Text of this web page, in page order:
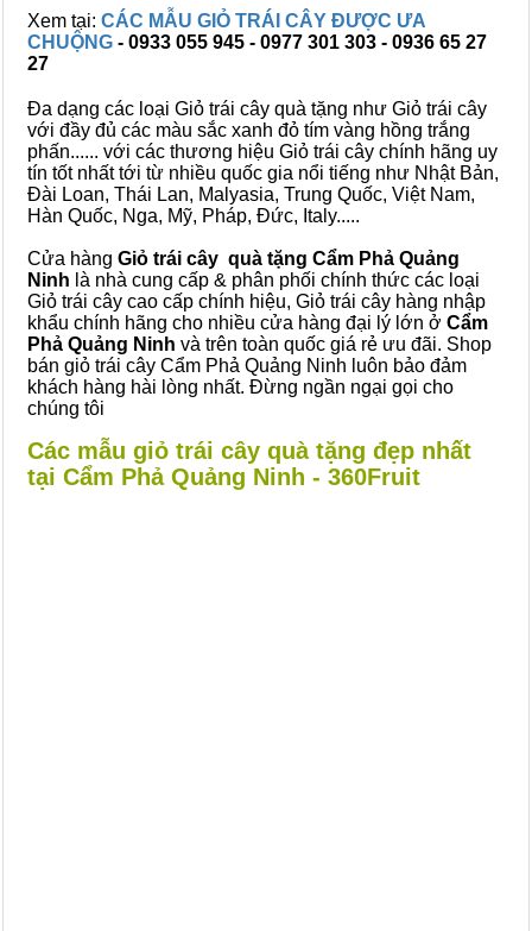
Xem tại: CÁC MẪU GIỎ TRÁI CÂY ĐƯỢC ƯA
CHUỘNG - 0933 055 945 - 0977 301 303 - 0936 65 27
27
Đa dạng các loại Giỏ trái cây quà tặng như Giỏ trái cây
với đầy đủ các màu sắc xanh đỏ tím vàng hồng trắng
phấn...... với các thương hiệu Giỏ trái cây chính hãng uy
tín tốt nhất tới từ nhiều quốc gia nổi tiếng như Nhật Bản,
Đài Loan, Thái Lan, Malyasia, Trung Quốc, Việt Nam,
Hàn Quốc, Nga, Mỹ, Pháp, Đức, Italy.....
Cửa hàng Giỏ trái cây quà tặng Cẩm Phả Quảng
Ninh là nhà cung cấp & phân phối chính thức các loại
Giỏ trái cây cao cấp chính hiệu, Giỏ trái cây hàng nhập
khẩu chính hãng cho nhiều cửa hàng đại lý lớn ở Cẩm
Phả Quảng Ninh và trên toàn quốc giá rẻ ưu đãi. Shop
bán giỏ trái cây Cẩm Phả Quảng Ninh luôn bảo đảm
khách hàng hài lòng nhất. Đừng ngần ngại gọi cho
chúng tôi
Các mẫu giỏ trái cây quà tặng đẹp nhất
tại Cẩm Phả Quảng Ninh - 360Fruit